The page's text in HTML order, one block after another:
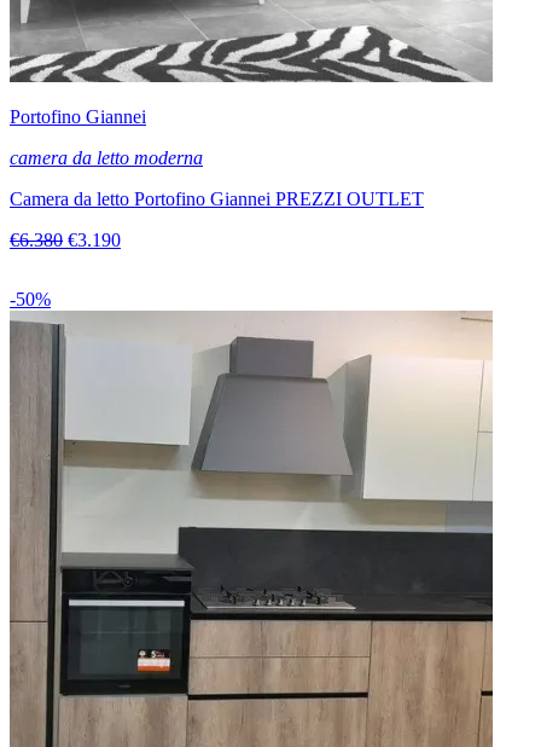
Portofino Giannei
camera da letto moderna
Camera da letto Portofino Giannei PREZZI OUTLET
€6.380 €3.190
-50%